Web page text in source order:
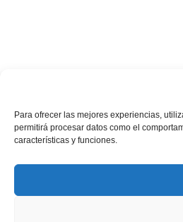
Para ofrecer las mejores experiencias,
permitirá procesar datos como el
características y funciones.